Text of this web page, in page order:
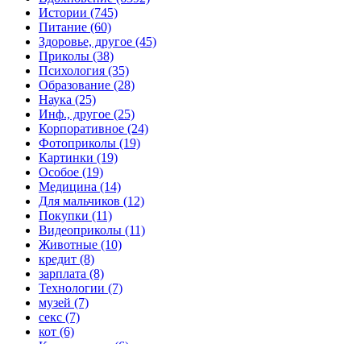
Истории (745)
Питание (60)
Здоровье, другое (45)
Приколы (38)
Психология (35)
Образование (28)
Наука (25)
Инф., другое (25)
Корпоративное (24)
Фотоприколы (19)
Картинки (19)
Особое (19)
Медицина (14)
Для мальчиков (12)
Покупки (11)
Видеоприколы (11)
Животные (10)
кредит (8)
зарплата (8)
Технологии (7)
музей (7)
секс (7)
кот (6)